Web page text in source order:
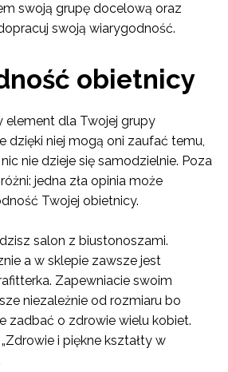
swoją grupę docelową oraz
swoją wiarygodność.
obietnicy
element dla Twojej grupy
dzięki niej mogą oni zaufać temu,
nie dzieje się samodzielnie. Poza
jedna zła opinia może
Twojej obietnicy.
salon z biustonoszami.
a w sklepie zawsze jest
Zapewniacie swoim
niezależnie od rozmiaru bo
zadbać o zdrowie wielu kobiet.
i piękne kształty w